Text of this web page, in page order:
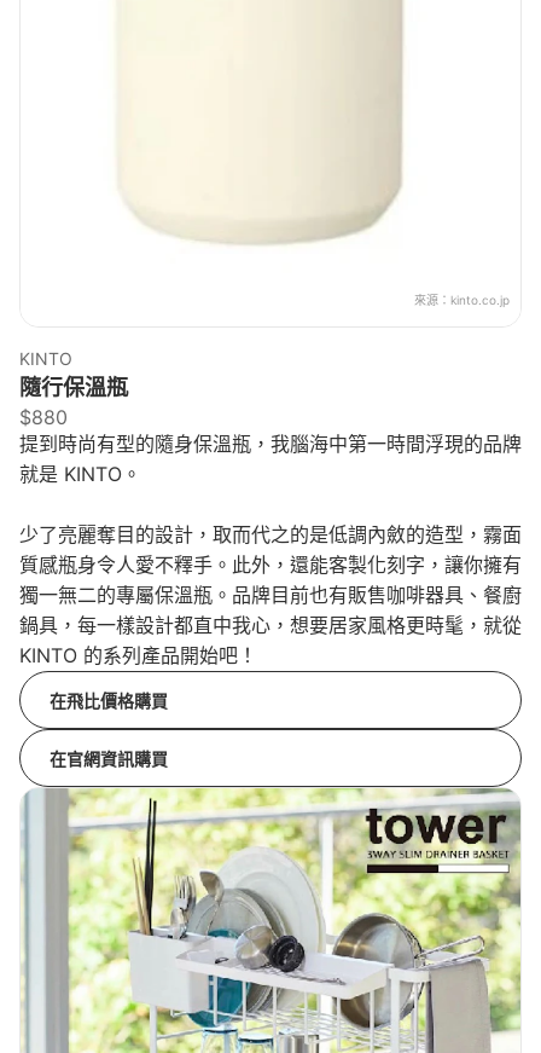
來源： kinto.co.jp
KINTO
隨行保溫瓶
$880
提到時尚有型的隨身保溫瓶，我腦海中第一時間浮現的品牌
就是 KINTO。
少了亮麗奪目的設計，取而代之的是低調內斂的造型，霧面
質感瓶身令人愛不釋手。此外，還能客製化刻字，讓你擁有
獨一無二的專屬保溫瓶。品牌目前也有販售咖啡器具、餐廚
鍋具，每一樣設計都直中我心，想要居家風格更時髦，就從
KINTO 的系列產品開始吧！
在飛比價格購買
在官網資訊購買